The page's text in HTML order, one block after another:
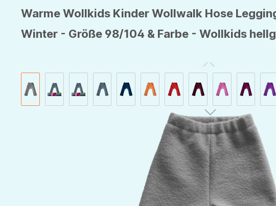
Warme Wollkids Kinder Wollwalk Hose
Winter - Größe 98/104 & Farbe - Wollkids